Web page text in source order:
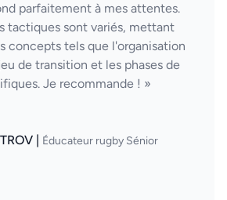
parfaitement à mes attentes.
tactiques sont variés, mettant
concepts tels que l'organisation
de transition et les phases de
Je recommande ! »
| Éducateur rugby Sénior